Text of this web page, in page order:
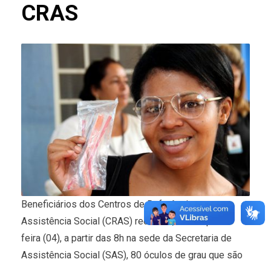
CRAS
Beneficiários dos Centros de Referência em
Assistência Social (CRAS) recebem, nesta quinta-
feira (04), a partir das 8h na sede da Secretaria de
Assistência Social (SAS), 80 óculos de grau que são